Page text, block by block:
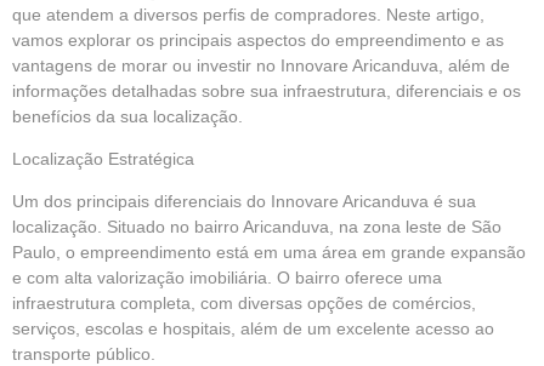
que atendem a diversos perfis de compradores. Neste artigo,
vamos explorar os principais aspectos do empreendimento e as
vantagens de morar ou investir no Innovare Aricanduva, além de
informações detalhadas sobre sua infraestrutura, diferenciais e os
benefícios da sua localização.
Localização Estratégica
Um dos principais diferenciais do Innovare Aricanduva é sua
localização. Situado no bairro Aricanduva, na zona leste de São
Paulo, o empreendimento está em uma área em grande expansão
e com alta valorização imobiliária. O bairro oferece uma
infraestrutura completa, com diversas opções de comércios,
serviços, escolas e hospitais, além de um excelente acesso ao
transporte público.